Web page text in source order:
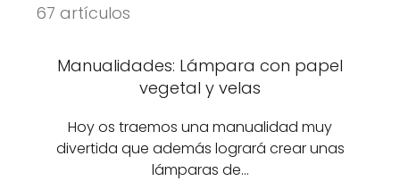
67 artículos
Manualidades: Lámpara con papel
vegetal y velas
Hoy os traemos una manualidad muy
divertida que además logrará crear unas
lámparas de…